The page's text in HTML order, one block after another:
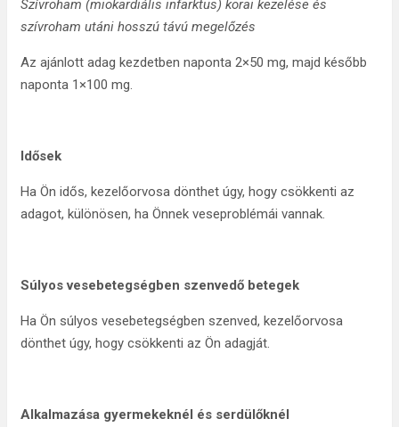
Szívroham (miokardiális infarktus) korai kezelése és
szívroham utáni hosszú távú megelőzés
Az ajánlott adag kezdetben naponta 2×50 mg, majd később
naponta 1×100 mg.
Idősek
Ha Ön idős, kezelőorvosa dönthet úgy, hogy csökkenti az
adagot, különösen, ha Önnek veseproblémái vannak.
Súlyos vesebetegségben szenvedő betegek
Ha Ön súlyos vesebetegségben szenved, kezelőorvosa
dönthet úgy, hogy csökkenti az Ön adagját.
Alkalmazása gyermekeknél és serdülőknél